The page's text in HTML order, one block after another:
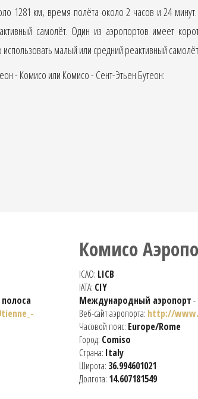
1281 км, время полёта около 2 часов и 24
самолёт. Один из аэропортов имеет
малый или средний реактивный
- Комисо или Комисо - Сент-Этьен Бутеон:
Комисо
ICAO: LICB
IATA: CIY
Международный аэропорт-
Веб-сайт аэропорта: http://
Часовой пояс: Europe/Rome
Город: Comiso
Страна: Italy
Широта: 36.994601021
Долгота: 14.607181549